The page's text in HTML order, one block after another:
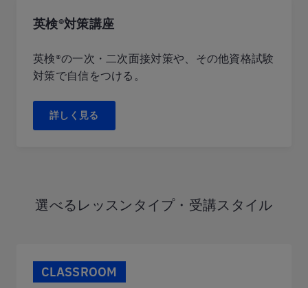
英検®対策講座
英検®の一次・二次面接対策や、その他資格試験
対策で自信をつける。
詳しく見る
選べるレッスンタイプ・受講スタイル
CLASSROOM